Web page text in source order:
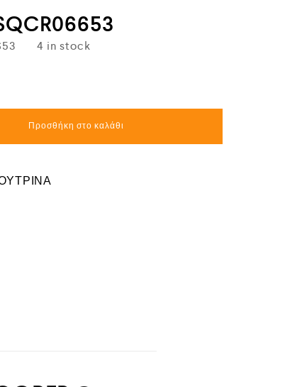
4 in stock
Προσθήκη στο καλάθι